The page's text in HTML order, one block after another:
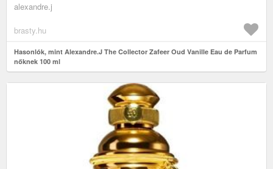
alexandre.j
brasty.hu
Hasonlók, mint Alexandre.J The Collector Zafeer Oud Vanille Eau de Parfum
nőknek 100 ml